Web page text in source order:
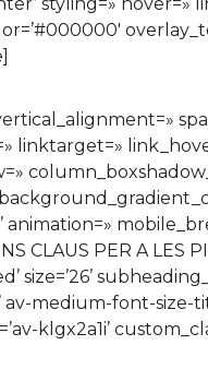
linktarget=»
CLAUS PER A LES
av-medium-font-
klgx2a1i’